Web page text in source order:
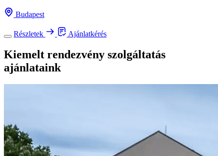
Budapest
Részletek Ajánlatkérés
Kiemelt rendezvény szolgáltatás
ajánlataink